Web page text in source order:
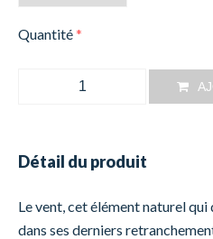
Quantité*
Détail du produit
Le vent, cet élément naturel
dans ses derniers